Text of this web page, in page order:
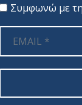
Συμφωνώ με